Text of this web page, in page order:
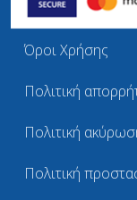
Όροι Χρήσης
Πολιτική
Πολιτική
Πολιτική